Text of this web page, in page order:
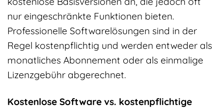
nur eingeschränkte Funktionen bieten.
Professionelle Softwarelösungen sind in der
Regel kostenpflichtig und werden entweder als
monatliches Abonnement oder als einmalige
Lizenzgebühr abgerechnet.
Kostenlose Software vs. kostenpflichtige